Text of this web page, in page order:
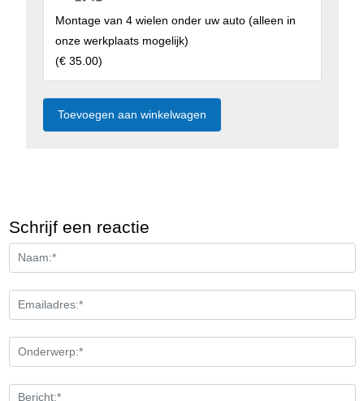
Montage van 4 wielen onder uw auto (alleen in
onze werkplaats mogelijk)
(€ 35.00)
Schrijf een reactie